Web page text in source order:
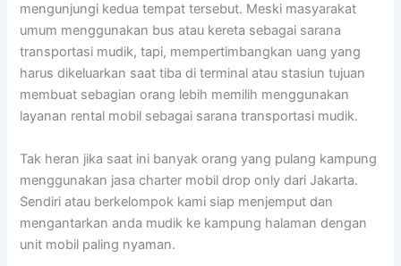
mengunjungi kedua tempat tersebut. Meski masyarakat
umum menggunakan bus atau kereta sebagai sarana
transportasi mudik, tapi, mempertimbangkan uang yang
harus dikeluarkan saat tiba di terminal atau stasiun tujuan
membuat sebagian orang lebih memilih menggunakan
layanan rental mobil sebagai sarana transportasi mudik.
Tak heran jika saat ini banyak orang yang pulang kampung
menggunakan jasa charter mobil drop only dari Jakarta.
Sendiri atau berkelompok kami siap menjemput dan
mengantarkan anda mudik ke kampung halaman dengan
unit mobil paling nyaman.